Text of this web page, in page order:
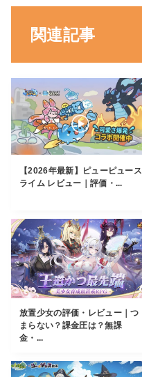
関連記事
【2026年最新】ピューピュース
ライム レビュー｜評価・...
放置少女の評価・レビュー｜つ
まらない？課金圧は？無課
金・...